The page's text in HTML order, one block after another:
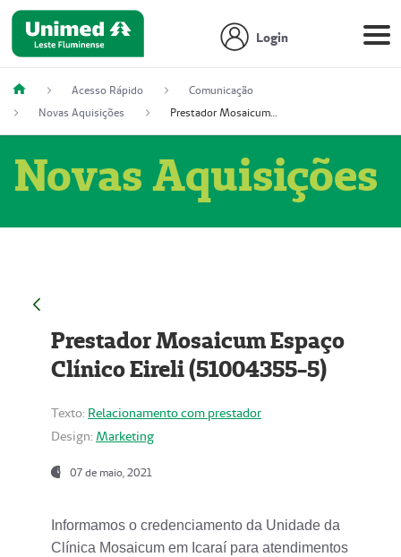
Login
Acesso Rápido
Comunicação
Novas Aquisições
Prestador Mosaicum Espaço Clínico Eireli (51004355-5)
Novas Aquisições
Prestador Mosaicum Espaço
Clínico Eireli (51004355-5)
Texto: Relacionamento com prestador
Design: Marketing
07 de maio, 2021
Informamos o credenciamento da Unidade da
Clínica Mosaicum em Icaraí para atendimentos